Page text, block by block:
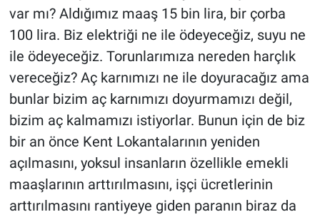
var mı? Aldığımız maaş 15 bin lira, bir çorba
100 lira. Biz elektriği ne ile ödeyeceğiz, suyu ne
ile ödeyeceğiz. Torunlarımıza nereden harçlık
vereceğiz? Aç karnımızı ne ile doyuracağız ama
bunlar bizim aç karnımızı doyurmamızı değil,
bizim aç kalmamızı istiyorlar. Bunun için de biz
bir an önce Kent Lokantalarının yeniden
açılmasını, yoksul insanların özellikle emekli
maaşlarının arttırılmasını, işçi ücretlerinin
arttırılmasını rantiyeye giden paranın biraz da